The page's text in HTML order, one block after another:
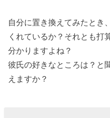
自分に置き換えてみたとき
くれているか？それとも打
分かりますよね？
彼氏の好きなところは？と
えますか？